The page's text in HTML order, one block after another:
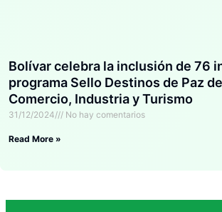
Bolívar celebra la inclusión de 76
programa Sello Destinos de Paz
Comercio, Industria y Turismo
31/12/2024 No hay comentarios
Read More »